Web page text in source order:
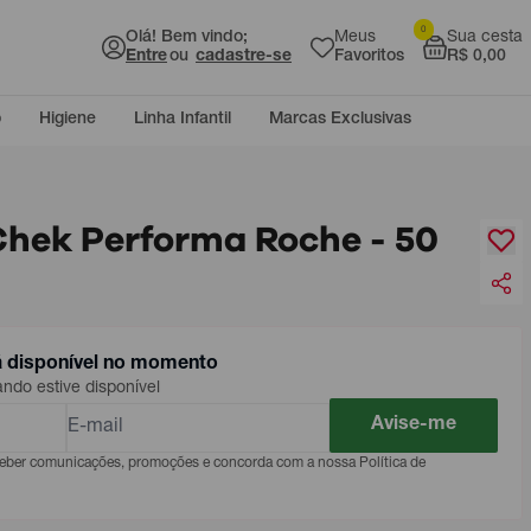
Olá! Bem vindo;
Entreou cadastre-se
Meus
Favoritos
Sua cesta
R$ 0,00
0
Higiene Linha Infantil Marcas Exclusivas
Performa Roche - 50
disponível no momento
estive disponível
Avise-me
comunicações, promoções e concorda com a nossa Política de